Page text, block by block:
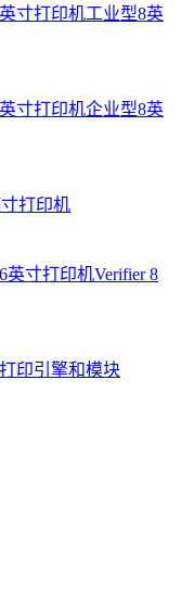
寸打印机工业型8英
寸打印机企业型8英
打印机
英寸打印机Verifier 8
印引擎和模块